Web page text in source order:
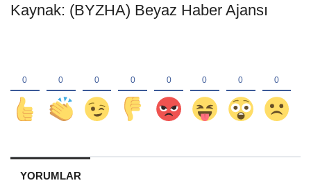
Kaynak: (BYZHA) Beyaz Haber Ajansı
YORUMLAR